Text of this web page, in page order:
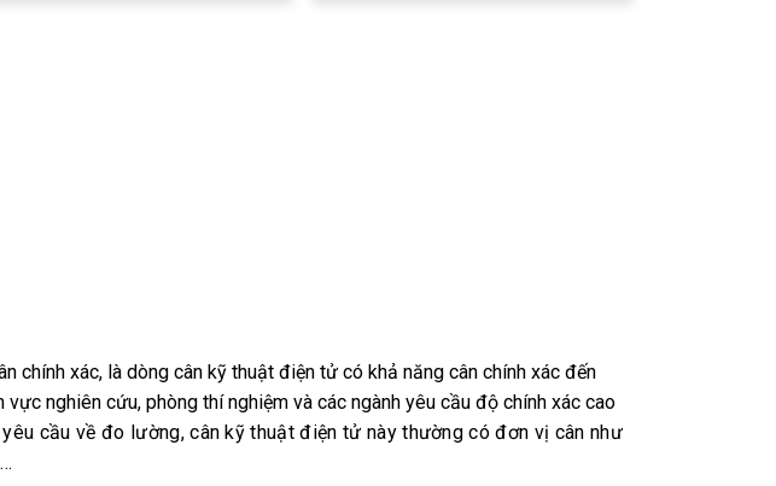
chính xác, là dòng cân kỹ thuật điện tử có khả năng cân chính xác đến
nghiên cứu, phòng thí nghiệm và các ngành yêu cầu độ chính xác cao
yêu cầu về đo lường, cân kỹ thuật điện tử này thường có đơn vị cân như